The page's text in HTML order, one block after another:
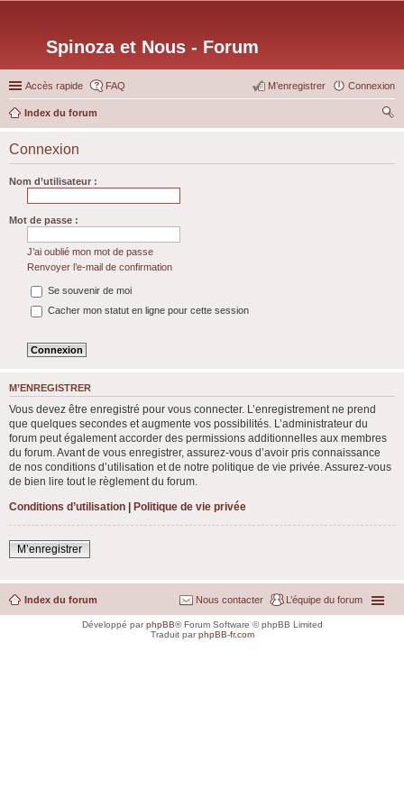
Spinoza et Nous - Forum
Accès rapide FAQ Connexion
M’enregistrer
Index du forum
Connexion
Nom d’utilisateur :
Mot de passe :
J’ai oublié mon mot de passe
Renvoyer l’e-mail de confirmation
Se souvenir de moi
Cacher mon statut en ligne pour cette session
M’ENREGISTRER
Vous devez être enregistré pour vous connecter. L’enregistrement ne prend
que quelques secondes et augmente vos possibilités. L’administrateur du
forum peut également accorder des permissions additionnelles aux membres
du forum. Avant de vous enregistrer, assurez-vous d’avoir pris connaissance
de nos conditions d’utilisation et de notre politique de vie privée. Assurez-vous
de bien lire tout le règlement du forum.
Conditions d’utilisation | Politique de vie privée
M’enregistrer
Index du forum L’équipe du forum
Nous contacter
Développé parphpBB® Forum Software © phpBB Limited
Traduit parphpBB-fr.com